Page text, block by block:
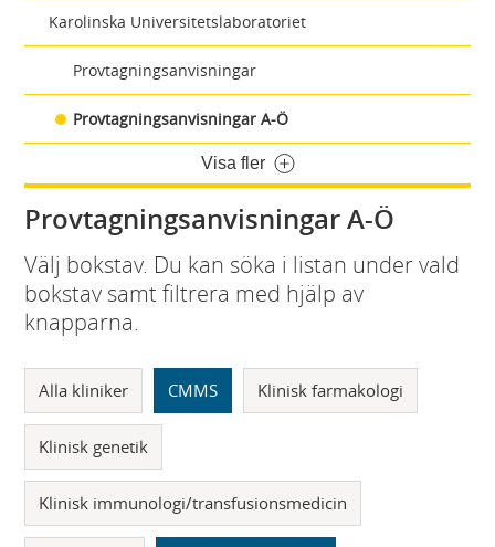
Karolinska Universitetslaboratoriet
Provtagningsanvisningar
Provtagningsanvisningar A-Ö
Visa fler
Provtagningsanvisningar A-Ö
Välj bokstav. Du kan söka i listan under vald
bokstav samt filtrera med hjälp av
knapparna.
Alla kliniker CMMS Klinisk farmakologi
Klinisk genetik
Klinisk immunologi/transfusionsmedicin